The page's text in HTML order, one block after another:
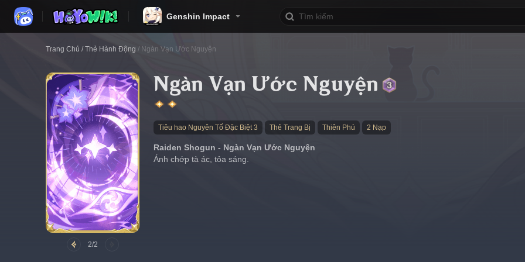
Genshin Impact
Trang Chủ / Thẻ Hành Động / Ngàn Vạn Ước Nguyện
2/2
Ngàn Vạn Ước Nguyện
Tiêu hao Nguyên Tố Đặc Biệt 3 Thẻ Trang Bị Thiên Phú 2 Nạp
Raiden Shogun - Ngàn Vạn Ước Nguyện
Ánh chớp tà ác, tỏa sáng.